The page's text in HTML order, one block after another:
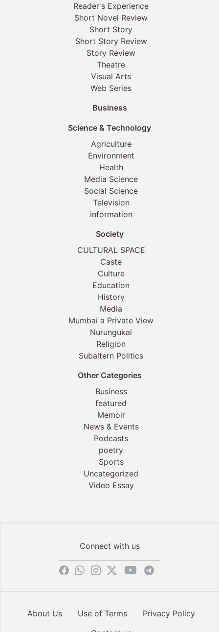
Reader's Experience
Short Novel Review
Short Story
Short Story Review
Story Review
Theatre
Visual Arts
Web Series
Business
Science & Technology
Agriculture
Environment
Health
Media Science
Social Science
Television
information
Society
CULTURAL SPACE
Caste
Culture
Education
History
Media
Mumbai a Private View
Nurungukal
Religion
Subaltern Politics
Other Categories
Business
featured
Memoir
News & Events
Podcasts
poetry
Sports
Uncategorized
Video Essay
Connect with us
About Us Use of Terms
Privacy Policy